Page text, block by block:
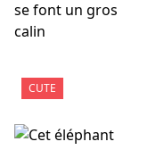
CUTE